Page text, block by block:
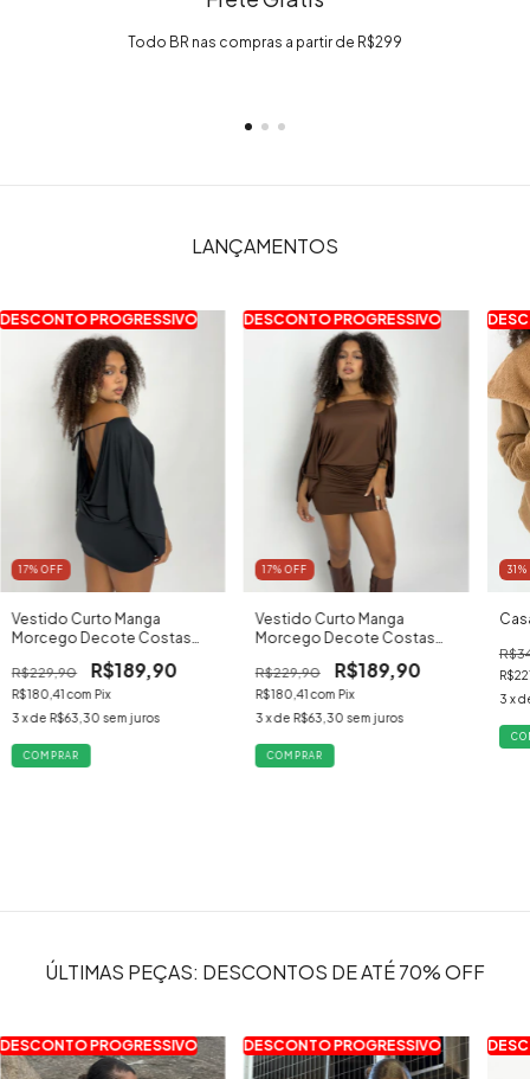
Todo BR nas compras a partir de R$299
LANÇAMENTOS
DESCONTO PROGRESSIVO
17% OFF
Vestido Curto Manga
Morcego Decote Costas
R$229,90 R$189,90
R$180,41com Pix
3 x de R$63,30 sem juros
COMPRAR
DESCONTO PROGRESSIVO
17% OFF
Vestido Curto Manga
Morcego Decote Costas
R$229,90 R$189,90
R$180,41com Pix
3 x de R$63,30 sem juros
COMPRAR
31 %
3 x
ÚLTIMAS PEÇAS: DESCONTOS DE ATÉ 70% OFF
DESCONTO PROGRESSIVO DESCONTO PROGRESSIVO